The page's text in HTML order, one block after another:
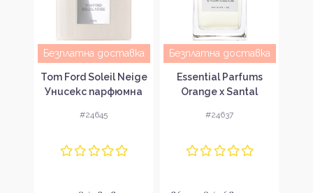
Безплатна доставка
Tom Ford Soleil Neige
Унисекс парфюмна
#24645
Безплатна доставка
Essential Parfums
Orange x Santal
вода
#24637